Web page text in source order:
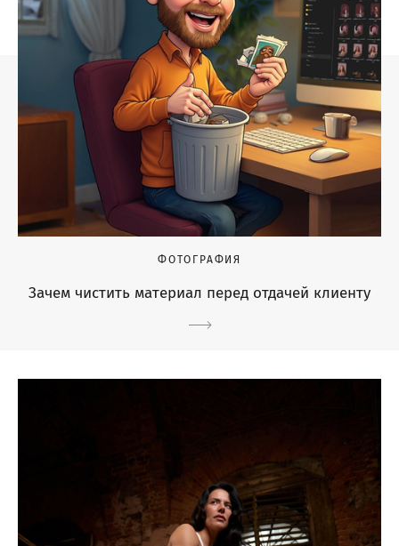
ФОТОГРАФИЯ
Зачем чистить материал перед отдачей клиенту